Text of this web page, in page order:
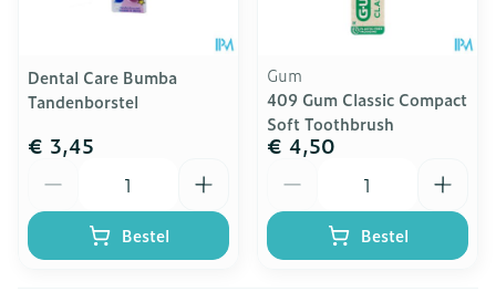
Dental Care Bumba
Tandenborstel
€ 3,45
Bestel
Gum
409 Gum Classic Compact
Soft Toothbrush
€ 4,50
Bestel